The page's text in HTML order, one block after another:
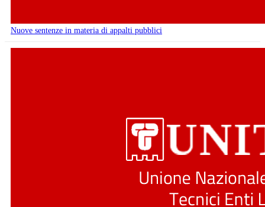
Nuove sentenze in materia di appalti pubblici